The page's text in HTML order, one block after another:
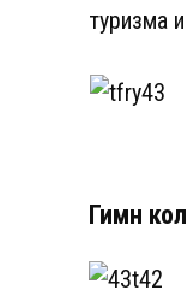
туризма
Гимн